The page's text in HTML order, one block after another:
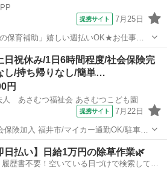
提携サイト 7月25日
保育補助」嬉しい週払いOK★お仕事探
ト！20代～40代中心に幅広く活躍中★充
...
日祝休み/1日6時間程度/社会保険完
し/持ち帰りなし/簡単…
円
人 あさむつ福祉会 あさむつこども園
提携サイト 7月22日
険加入 福井市/マイカー通勤OK/駐車場
回は産休代替えの保育士を募集です。
日払い】日給1万円の除草作業🌿
歴書不要！空いている日づけで検索して即